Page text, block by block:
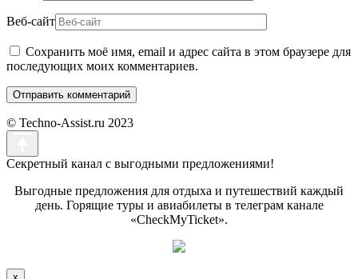
Веб-сайт
Сохранить моё имя, email и адрес сайта в этом браузере для
последующих моих комментариев.
© Techno-Assist.ru 2023
Секретный канал с выгодными предложениями!
Выгодные предложения для отдыха и путешествий каждый
день. Горящие туры и авиабилеты в телеграм канале
«CheckMyTicket».